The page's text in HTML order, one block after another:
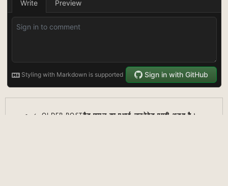
← OLDER POSTबैड एप्पल का एआई-जनरेटेड एमवी अद्भुत है।